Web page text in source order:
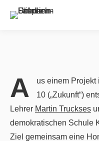
A
us einem Projekt
10 („Zukunft“)
Lehrer Martin Truckses
demokratischen Schule
Ziel gemeinsam eine